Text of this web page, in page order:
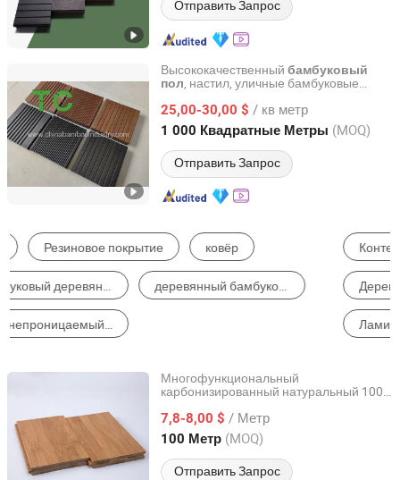
Отправить Запрос
Высококачественный бамбуковый
пол, настил, уличные бамбуковые
25,00-30,00 $ / кв метр
1 000 Квадратные Метры (MOQ)
Отправить Запрос
XIAMEN TWO CITY IMP AND EXP CO., LTD.
Fujian, China с 2015
Контейнерный дом Стеновые Панели
Деревянный Пластиковый Композитный Пол Бамбуковый Пол
Ламинированный Пол
Многофункциональный
карбонизированный натуральный 100%
помещений, массивный
пол , наружныйбамбуковый
7,8-8,00 $ / Метр
100 Метр (MOQ)
Отправить Запрос
BCD Technology Co., Ltd.
Beijing, China с 2006